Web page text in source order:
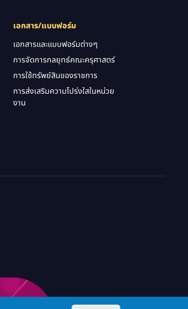
เอกสาร/แบบฟอร์ม
เอกสารและแบบฟอร์มต่างๆ
การจัดการกลยุทธ์คณะครุศาสตร์
การใช้ทรัพย์สินของราชการ
การส่งเสริมความโปร่งใสในหน่วย
งาน